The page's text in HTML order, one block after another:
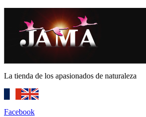
La tienda de los apasionados de naturaleza
Facebook